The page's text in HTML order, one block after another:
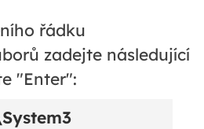
řádku
zadejte následující
"Enter":